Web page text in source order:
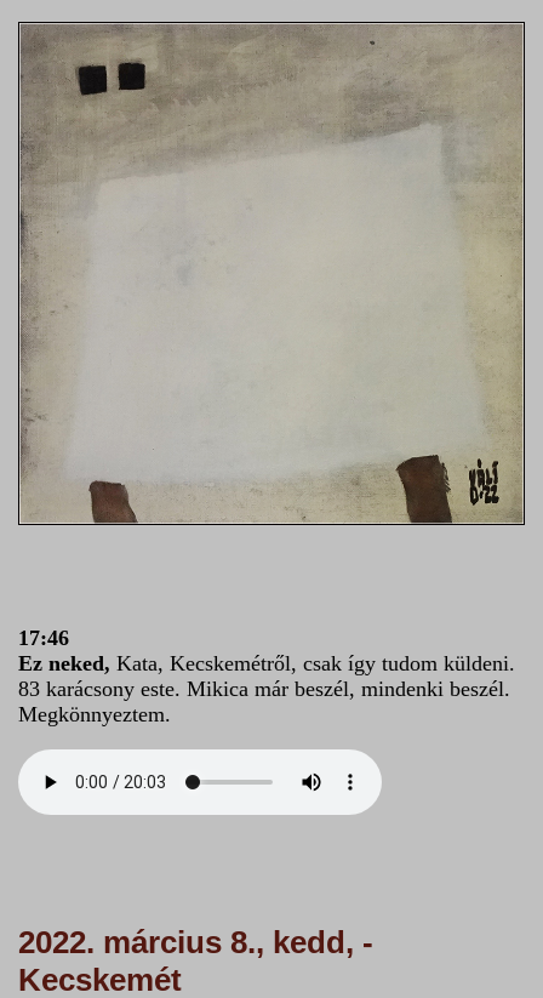
17:46
Ez neked, Kata, Kecskemétről, csak így tudom küldeni.
83 karácsony este. Mikica már beszél, mindenki beszél.
Megkönnyeztem.
2022. március 8., kedd, -
Kecskemét